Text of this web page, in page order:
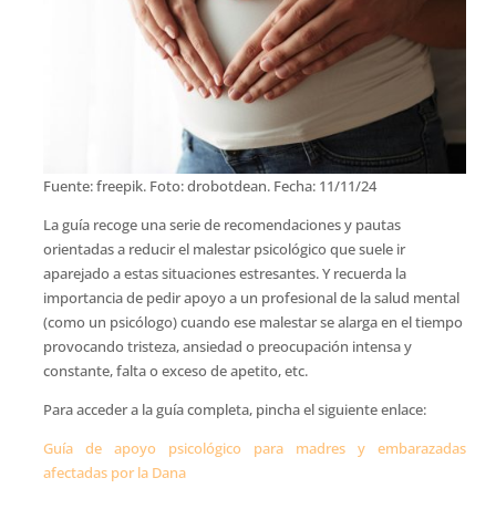
Fuente: freepik. Foto: drobotdean. Fecha: 11/11/24
La guía recoge una serie de recomendaciones y pautas
orientadas a reducir el malestar psicológico que suele ir
aparejado a estas situaciones estresantes. Y recuerda la
importancia de pedir apoyo a un profesional de la salud mental
(como un psicólogo) cuando ese malestar se alarga en el tiempo
provocando tristeza, ansiedad o preocupación intensa y
constante, falta o exceso de apetito, etc.
Para acceder a la guía completa, pincha el siguiente enlace:
Guía de apoyo psicológico para madres y embarazadas
afectadas por la Dana